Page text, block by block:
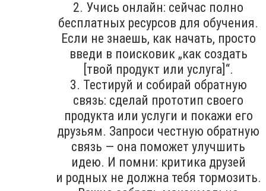
2. Учись онлайн: сейчас полно
бесплатных ресурсов для обучения.
Если не знаешь, как начать, просто
введи в поисковик „как создать
[твой продукт или услуга]“.
3. Тестируй и собирай обратную
связь: сделай прототип своего
продукта или услуги и покажи его
друзьям. Запроси честную обратную
связь — она поможет улучшить
идею. И помни: критика друзей
и родных не должна тебя тормозить.